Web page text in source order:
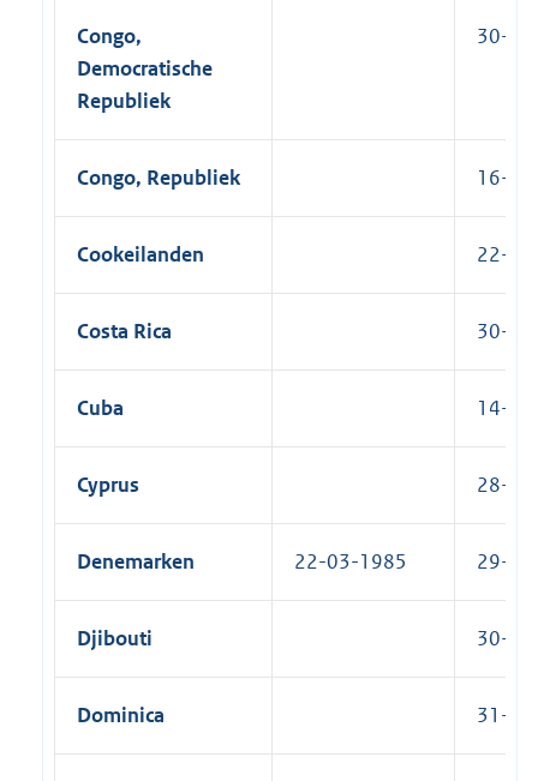
Congo,
Democratische
Republiek
30-
Congo, Republiek 16-
Cookeilanden 22-
Costa Rica 30-
Cuba 14-
Cyprus 28-
Denemarken 22-03-1985 29-
Djibouti 30-
Dominica 31-